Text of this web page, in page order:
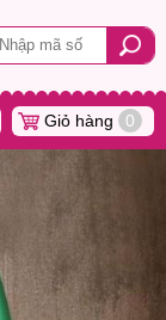
Giỏ hàng 0